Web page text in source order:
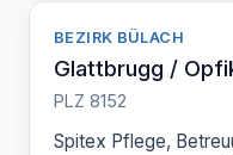
BEZIRK BÜLACH
Glattbrugg /
PLZ 8152
Spitex Pflege,